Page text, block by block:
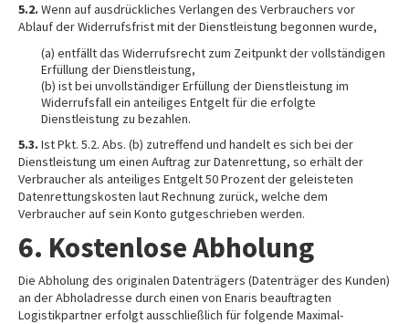
5.2. Wenn auf ausdrückliches Verlangen des Verbrauchers vor
Ablauf der Widerrufsfrist mit der Dienstleistung begonnen wurde,
(a) entfällt das Widerrufsrecht zum Zeitpunkt der vollständigen
Erfüllung der Dienstleistung,
(b) ist bei unvollständiger Erfüllung der Dienstleistung im
Widerrufsfall ein anteiliges Entgelt für die erfolgte
Dienstleistung zu bezahlen.
5.3. Ist Pkt. 5.2. Abs. (b) zutreffend und handelt es sich bei der
Dienstleistung um einen Auftrag zur Datenrettung, so erhält der
Verbraucher als anteiliges Entgelt 50 Prozent der geleisteten
Datenrettungskosten laut Rechnung zurück, welche dem
Verbraucher auf sein Konto gutgeschrieben werden.
6. Kostenlose Abholung
Die Abholung des originalen Datenträgers (Datenträger des Kunden)
an der Abholadresse durch einen von Enaris beauftragten
Logistikpartner erfolgt ausschließlich für folgende Maximal-